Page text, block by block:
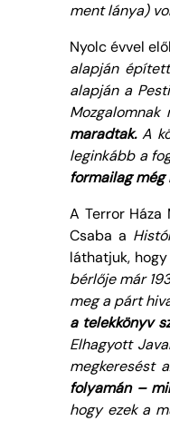
ment lánya)
Nyolc évvel
alapján
alapján a
maradtak.A
leginkább a
formailag
A Terror
Csaba a
láthatjuk,
bérlője már
meg a párt
a telekkönyv
Elhagyott
megkeresést
folyamán –
hogy ezek a